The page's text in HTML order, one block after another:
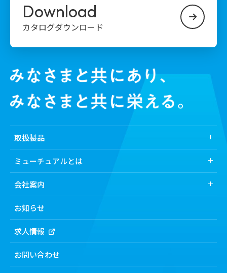
Download
カタログダウンロード
取扱製品
医薬品
機能から探す
製剤機
検査機・洗浄機
ミューチュアルとは
会社案内
経営理念
お知らせ
求人情報
お問い合わせ